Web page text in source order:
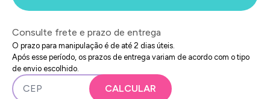
Consulte frete e prazo de entrega
O prazo para manipulação é de até 2 dias úteis.
Após esse período, os prazos de entrega variam de acordo com o tipo
de envio escolhido.